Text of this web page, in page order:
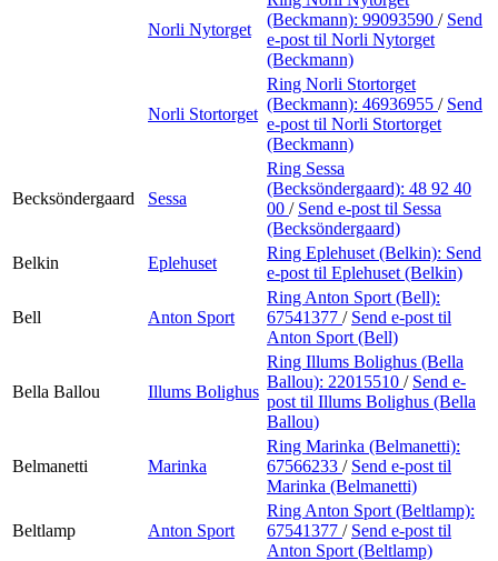
Norli Nytorget
(Beckmann): 99093590 / Send
e-post til Norli Nytorget
(Beckmann)
Norli Stortorget
Ring Norli Stortorget
(Beckmann): 46936955 / Send
e-post til Norli Stortorget
(Beckmann)
Becksöndergaard Sessa
Ring Sessa
(Becksöndergaard): 48 92 40
00 / Send e-post til Sessa
(Becksöndergaard)
Belkin
Eplehuset
Ring Eplehuset (Belkin): Send
e-post til Eplehuset (Belkin)
Bell Anton Sport
Ring Anton Sport (Bell):
67541377 / Send e-post til
Anton Sport (Bell)
Bella Ballou Illums Bolighus
Ring Illums Bolighus (Bella
Ballou): 22015510 / Send e-
post til Illums Bolighus (Bella
Ballou)
Belmanetti Marinka
Ring Marinka (Belmanetti):
67566233 / Send e-post til
Marinka (Belmanetti)
Beltlamp Anton Sport
Ring Anton Sport (Beltlamp):
67541377 / Send e-post til
Anton Sport (Beltlamp)